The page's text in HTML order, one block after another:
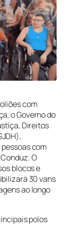
com
o Governo do
Direitos
com
O
blocos e
30 vans
ao longo
polos